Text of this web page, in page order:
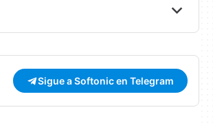
Sigue a Softonic en Telegram